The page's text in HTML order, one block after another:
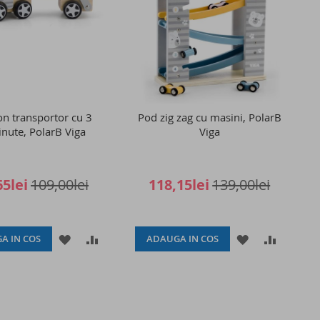
transportor cu 3
PolarB Viga
109,00lei
IN COS
ADAUGATIADAUGATI
Pod zig zag cu masini, PolarB
Viga
118,15lei139,00lei
ADAUGA IN COS
ADAUGATI